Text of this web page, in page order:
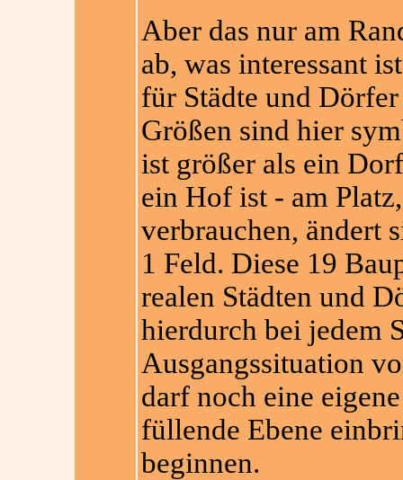
Aber das nur am
ab, was interessant
für Städte und
Größen sind hier
ist größer als ein
ein Hof ist - am
verbrauchen, ändert
1 Feld. Diese 19
realen Städten und
hierdurch bei jedem
Ausgangssituation
darf noch eine
füllende Ebene
beginnen.